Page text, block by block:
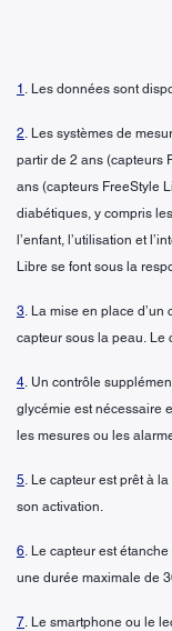
1 . Les données sont
2. Les systèmes de
partir de 2 ans (capteurs
ans (capteurs FreeStyle
diabétiques, y compris
l’enfant, l’utilisation et
Libre se font sous la
3. La mise en place d’un
capteur sous la peau. Le
4. Un contrôle
glycémie est nécessaire
les mesures ou les
5. Le capteur est prêt à
son activation.
6. Le capteur est
une durée maximale de
7. Le smartphone ou le